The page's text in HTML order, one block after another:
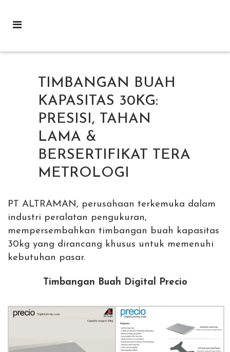
TIMBANGAN BUAH
KAPASITAS 30KG:
PRESISI, TAHAN
LAMA &
BERSERTIFIKAT TERA
METROLOGI
PT ALTRAMAN, perusahaan terkemuka dalam
industri peralatan pengukuran,
mempersembahkan timbangan buah kapasitas
30kg yang dirancang khusus untuk memenuhi
kebutuhan pasar.
Timbangan Buah Digital Precio